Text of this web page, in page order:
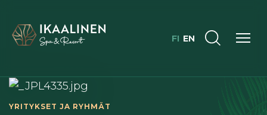
FI EN
YRITYKSET JA RYHMÄT